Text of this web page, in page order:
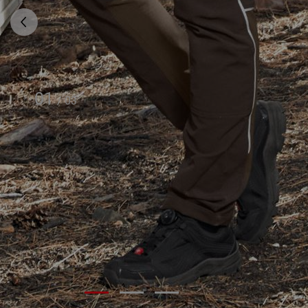
01 / 03